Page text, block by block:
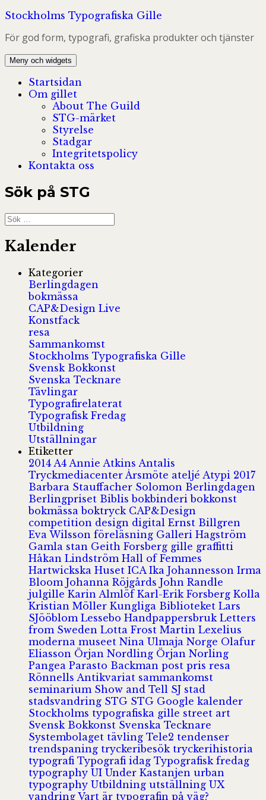
Hoppa
innehåll
Stockholms Typografiska Gille
För god form, typografi, grafiska produkter och tjänster
Meny och widgets
Startsidan
Om gillet
About The Guild
STG-märket
Styrelse
Stadgar
Integritetspolicy
Kontakta oss
Sök på STG
Sök
efter:
Kalender
Kategorier
Berlingdagen
bokmässa
CAP&Design Live
Konstfack
resa
Sammankomst
Stockholms Typografiska Gille
Svensk Bokkonst
Svenska Tecknare
Tävlingar
Typografirelaterat
Typografisk Fredag
Utbildning
Utställningar
Etiketter
2014 A4 Annie Atkins Antalis
Tryckmediacenter Årsmöte ateljé Atypi 2017
Barbara Stauffacher Solomon Berlingdagen
Berlingpriset Biblisbokbinderibokkonst
bokmässaboktryck CAP&Design
competition design digital Ernst Billgren
Eva Wilsson föreläsning Galleri Hagström
Gamla stan Geith Forsberg gille graffitti
Håkan Lindström Hall of Femmes
Hartwickska Huset ICA Ika Johannesson Irma
Bloom Johanna Röjgårds John Randle
julgille Karin Almlöf Karl-Erik Forsberg Kolla
Kristian Möller Kungliga Biblioteket Lars
SJööblom Lessebo Handpappersbruk Letters
from Sweden Lotta Frost Martin Lexelius
moderna museet Nina Ulmaja Norge Olafur
Eliasson Örjan Nordling Örjan Norling
Pangea Parasto Backman post pris resa
Rönnells Antikvariat sammankomst
seminarium Show and Tell SJ stad
stadsvandring STG STG Google kalender
Stockholms typografiska gille street art
Svensk Bokkonst Svenska Tecknare
Systembolaget tävling Tele2 tendenser
trendspaning tryckeribesök tryckerihistoria
typografi Typografi idag Typografisk fredag
typography UI Under Kastanjen urban
typography Utbildning utställning UX
vandring Vart är typografin på väg?